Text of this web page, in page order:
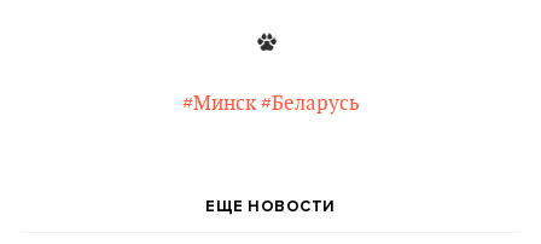
#Минск #Беларусь
ЕЩЕ НОВОСТИ